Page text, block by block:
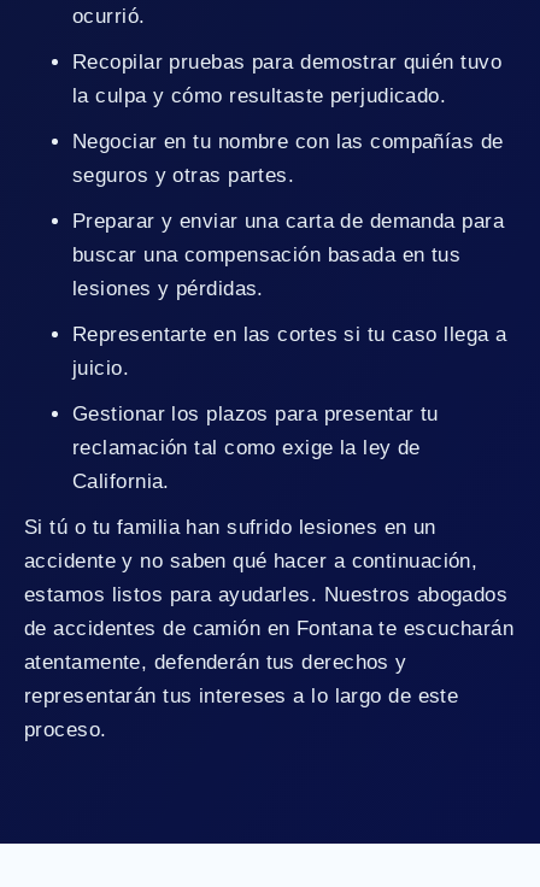
ocurrió.
Recopilar pruebas para demostrar quién tuvo
la culpa y cómo resultaste perjudicado.
Negociar en tu nombre con las compañías de
seguros y otras partes.
Preparar y enviar una carta de demanda para
buscar una compensación basada en tus
lesiones y pérdidas.
Representarte en las cortes si tu caso llega a
juicio.
Gestionar los plazos para presentar tu
reclamación tal como exige la ley de
California.
Si tú o tu familia han sufrido lesiones en un
accidente y no saben qué hacer a continuación,
estamos listos para ayudarles. Nuestros abogados
de accidentes de camión en Fontana te escucharán
atentamente, defenderán tus derechos y
representarán tus intereses a lo largo de este
proceso.